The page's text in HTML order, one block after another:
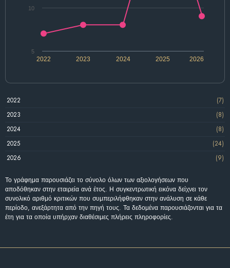
2025
2022 2023 2024 2026
5
10
2022
(7)
2023
(8)
2024
(8)
2025
(24)
2026
(9)
Το γράφημα παρουσιάζει το σύνολο όλων των αξιολογήσεων που
αποδόθηκαν στην εταιρεία ανά έτος. Η συγκεντρωτική εικόνα δείχνει τον
συνολικό αριθμό κριτικών που συμπεριλήφθηκαν στην ανάλυση σε κάθε
περίοδο, ανεξάρτητα από την πηγή τους. Τα δεδομένα παρουσιάζονται για τα
έτη για τα οποία υπήρχαν διαθέσιμες πλήρεις πληροφορίες.